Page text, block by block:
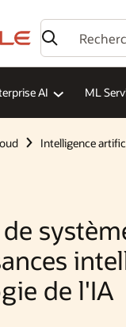
AI ML
Intelligence
de l'IA